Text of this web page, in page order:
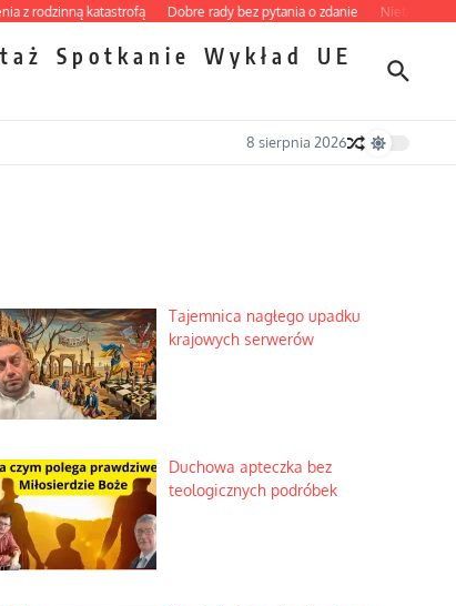
katastrofą Dobre rady bez pytania o zdanie Nietrwałość
Spotkanie Wykład
UE
8 sierpnia 2026
Tajemnica nagłego upadku
krajowych serwerów
Duchowa apteczka bez
teologicznych podróbek